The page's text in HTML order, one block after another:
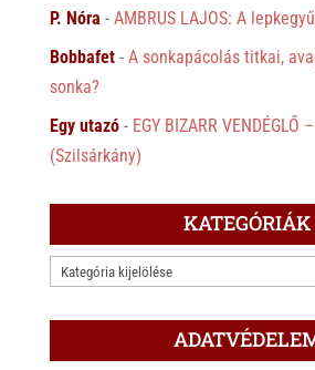
P. Nóra - AMBRUS LAJOS: A
Bobbafet- A sonkapácolás titkai,
sonka?
Egy utazó- EGY BIZARR
(Szilsárkány)
KATEGÓRIÁK
KATEGÓRIÁK